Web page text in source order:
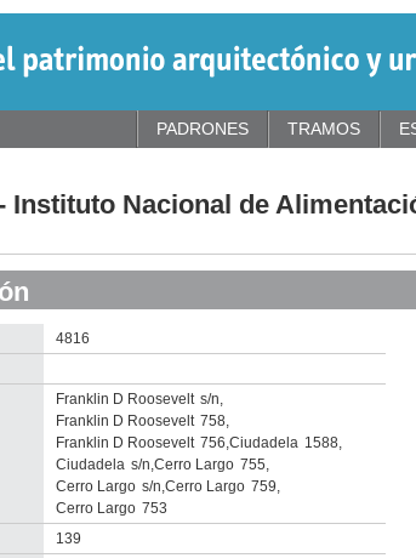
Instituto Nacional de
4816
no
info-
Franklin D Roosevelt s/n,
Franklin D Roosevelt 758,
Franklin D Roosevelt 756,Ciudadela 1588,
Ciudadela s/n,Cerro Largo 755,
Cerro Largo s/n,Cerro Largo 759,
Cerro Largo 753
139
PADRONES TRAMOS